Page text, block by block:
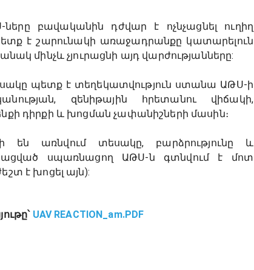
բավականին դժվար է ոչնչացնել ուղիղ
է շարունակի առաջադրանքը կատարելուն
մինչև չյուրացնի այդ վարժությանները:
պետք է տեղեկատվություն ստանա ԱԹՍ-ի
զենիթային հրետանու վիճակի,
դիրքի և խոցման չափանիշների մասին։
են առնվում տեսակը, բարձրությունը և
սպառնացող ԱԹՍ-ն գտնվում է մոտ
է խոցել այն):
UAV REACTION_am.PDF